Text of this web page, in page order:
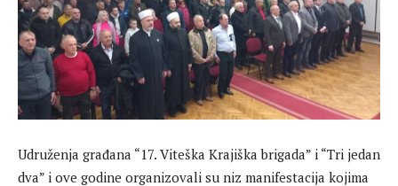
Udruženja građana “17. Viteška Krajiška brigada” i “Tri jedan
dva” i ove godine organizovali su niz manifestacija kojima